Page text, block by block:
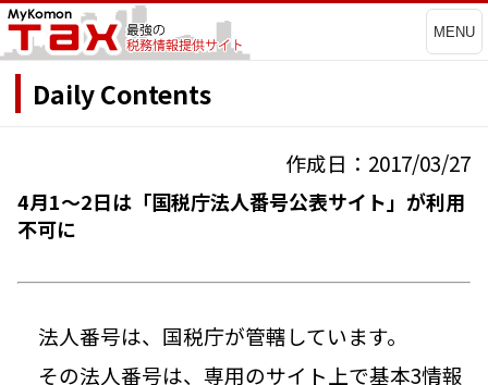
MENU
Daily Contents
作成日：2017/03/27
4月1～2日は「国税庁法人番号公表サイト」が利用
不可に
法人番号は、国税庁が管轄しています。
その法人番号は、専用のサイト上で基本3情報